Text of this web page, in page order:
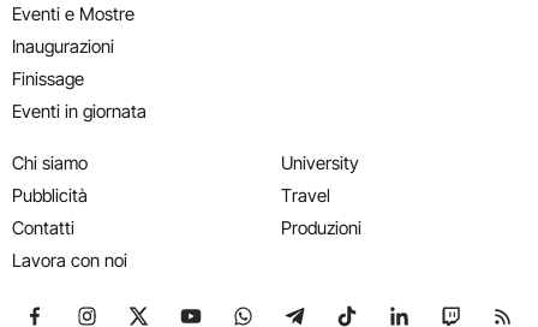
Eventi e Mostre
Inaugurazioni
Finissage
Eventi in giornata
Chi siamo
Pubblicità
Contatti
Lavora con noi
University
Travel
Produzioni
Seguici su Facebook
Seguici su Instagram
Seguici su X
Seguici su YouTube
Seguici su WhatsApp
Seguici su Telegram
Seguici su TikTok
Seguici su
Seguici